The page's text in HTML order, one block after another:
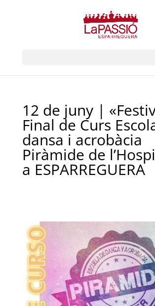
12 de juny |
Final de Curs
dansa i acrobàcia
Piràmide de
a ESPARREGUERA